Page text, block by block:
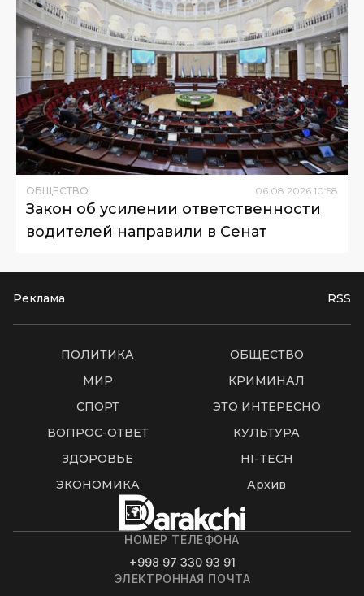
ОБЩЕСТВО 06.08.2026 10:58
Закон об усилении ответственности
водителей направили в Сенат
Реклама RSS
ПОЛИТИКА
ОБЩЕСТВО
МИР
КРИМИНАЛ
СПОРТ
ЭТО ИНТЕРЕСНО
ВОПРОС-ОТВЕТ
КУЛЬТУРА
ЗДОРОВЬЕ
HI-TECH
ЭКОНОМИКА
Архив
НОМЕР ТЕЛЕФОНА
+998 97 330 93 91
ЭЛЕКТРОННАЯ ПОЧТА